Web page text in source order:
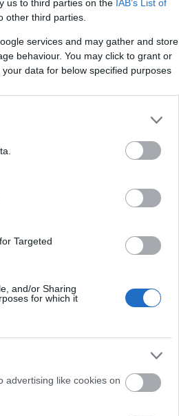
us to third parties on the IAB’s List of
other third parties.
services and may gather and store
behaviour. You may click to grant or
data for below specified purposes
Targeted
and/or Sharing
for which it
advertising like cookies on